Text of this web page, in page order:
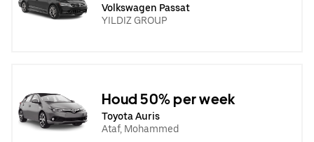
Volkswagen Passat
YILDIZ GROUP
Houd 50% per week
Toyota Auris
Ataf, Mohammed